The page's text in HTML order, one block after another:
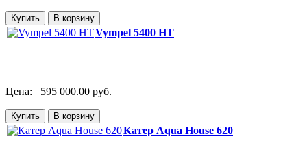
Vympel 5400 HT
Цена: 595 000.00 руб.
Катер Aqua House 620